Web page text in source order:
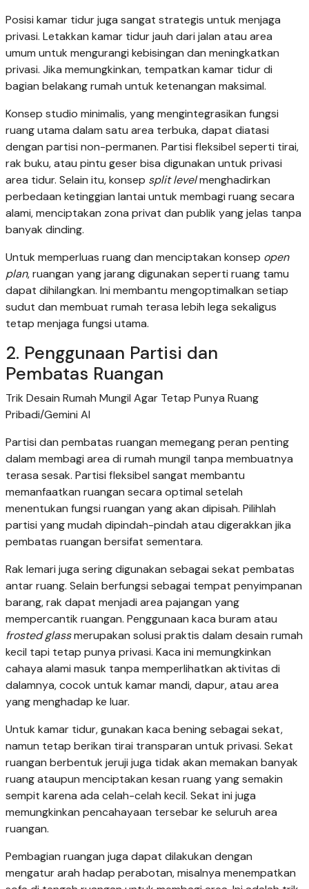
Posisi kamar tidur juga sangat strategis untuk menjaga
privasi. Letakkan kamar tidur jauh dari jalan atau area
umum untuk mengurangi kebisingan dan meningkatkan
privasi. Jika memungkinkan, tempatkan kamar tidur di
bagian belakang rumah untuk ketenangan maksimal.
Konsep studio minimalis, yang mengintegrasikan fungsi
ruang utama dalam satu area terbuka, dapat diatasi
dengan partisi non-permanen. Partisi fleksibel seperti tirai,
rak buku, atau pintu geser bisa digunakan untuk privasi
area tidur. Selain itu, konsep split levelmenghadirkan
perbedaan ketinggian lantai untuk membagi ruang secara
alami, menciptakan zona privat dan publik yang jelas tanpa
banyak dinding.
Untuk memperluas ruang dan menciptakan konsep open
plan, ruangan yang jarang digunakan seperti ruang tamu
dapat dihilangkan. Ini membantu mengoptimalkan setiap
sudut dan membuat rumah terasa lebih lega sekaligus
tetap menjaga fungsi utama.
2. Penggunaan Partisi dan
Pembatas Ruangan
Trik Desain Rumah Mungil Agar Tetap Punya Ruang
Pribadi/Gemini AI
Partisi dan pembatas ruangan memegang peran penting
dalam membagi area di rumah mungil tanpa membuatnya
terasa sesak. Partisi fleksibel sangat membantu
memanfaatkan ruangan secara optimal setelah
menentukan fungsi ruangan yang akan dipisah. Pilihlah
partisi yang mudah dipindah-pindah atau digerakkan jika
pembatas ruangan bersifat sementara.
Rak lemari juga sering digunakan sebagai sekat pembatas
antar ruang. Selain berfungsi sebagai tempat penyimpanan
barang, rak dapat menjadi area pajangan yang
mempercantik ruangan. Penggunaan kaca buram atau
frosted glassmerupakan solusi praktis dalam desain rumah
kecil tapi tetap punya privasi. Kaca ini memungkinkan
cahaya alami masuk tanpa memperlihatkan aktivitas di
dalamnya, cocok untuk kamar mandi, dapur, atau area
yang menghadap ke luar.
Untuk kamar tidur, gunakan kaca bening sebagai sekat,
namun tetap berikan tirai transparan untuk privasi. Sekat
ruangan berbentuk jeruji juga tidak akan memakan banyak
ruang ataupun menciptakan kesan ruang yang semakin
sempit karena ada celah-celah kecil. Sekat ini juga
memungkinkan pencahayaan tersebar ke seluruh area
ruangan.
Pembagian ruangan juga dapat dilakukan dengan
mengatur arah hadap perabotan, misalnya menempatkan